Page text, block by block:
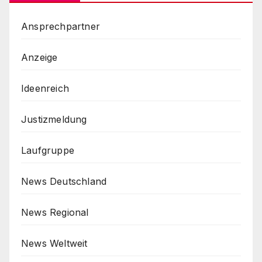
Ansprechpartner
Anzeige
Ideenreich
Justizmeldung
Laufgruppe
News Deutschland
News Regional
News Weltweit